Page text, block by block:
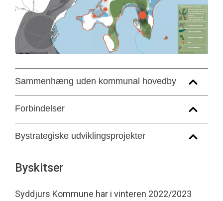
Sammenhæng uden kommunal hovedby
Forbindelser
Bystrategiske udviklingsprojekter
Byskitser
Syddjurs Kommune har i vinteren 2022/2023